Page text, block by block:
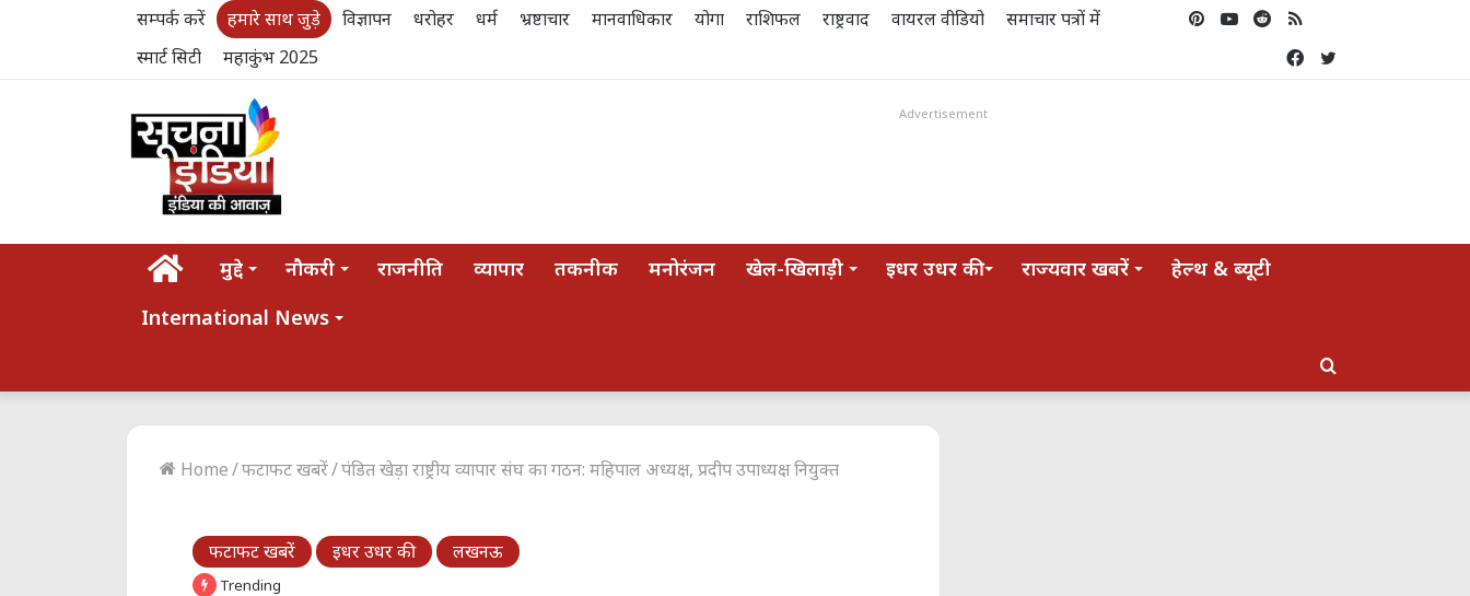
सम्पर्क करें हमारे साथ जुड़े विज्ञापन धरोहर धर्म भ्रष्टाचार मानवाधिकार योगा राशिफल राष्ट्रवाद वायरल वीडियो
समाचार पत्रों में
स्मार्ट सिटी
महाकुंभ 2025
RSS
Reddit
YouTube
Pinterest
Twitter
Facebook
Advertisement
होम मुद्दे नौकरी राजनीति व्यापार तकनीक मनोरंजन खेल-खिलाड़ी इधर उधर की राज्यवार खबरें
हेल्थ & ब्यूटी
International News
Search
Home/फटाफट खबरें/पंडित खेड़ा राष्ट्रीय व्यापार संघ का गठन: महिपाल अध्यक्ष, प्रदीप उपाध्यक्ष नियुक्त
फटाफट खबरें इधर उधर की लखनऊ
Trending